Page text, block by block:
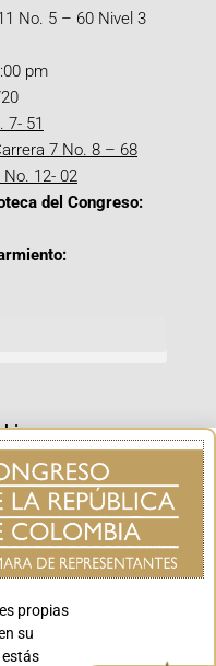
No. 5 – 60 Nivel 3
pm
7- 51
7 No. 8 – 68
No. 12- 02
del Congreso:
propias
su
estás